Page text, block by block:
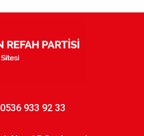
0536 933 92 33